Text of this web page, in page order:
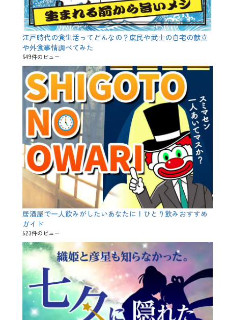
江戸時代の食生活ってどんなの？庶民や武士の自宅の献立
や外食事情調べてみた
649件のビュー
居酒屋で一人飲みがしたいあなたに！ひとり飲みおすすめ
ガイド
523件のビュー